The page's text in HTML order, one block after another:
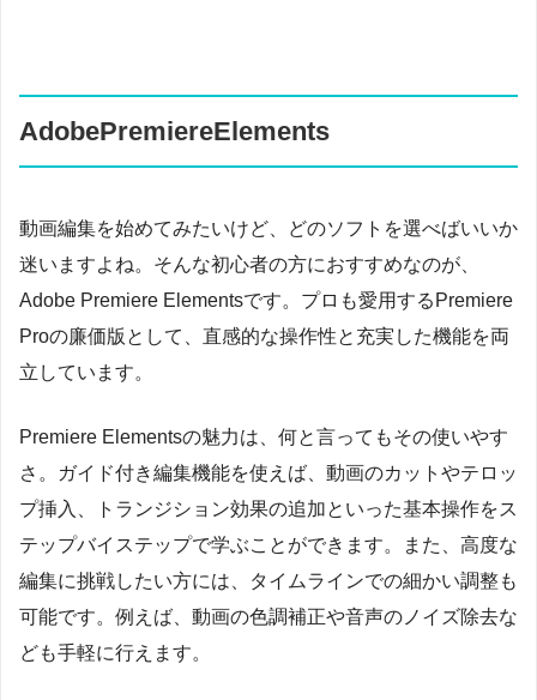
AdobePremiereElements
動画編集を始めてみたいけど、どのソフトを選べばいいか
迷いますよね。そんな初心者の方におすすめなのが、
Adobe Premiere Elementsです。プロも愛用するPremiere
Proの廉価版として、直感的な操作性と充実した機能を両
立しています。
Premiere Elementsの魅力は、何と言ってもその使いやす
さ。ガイド付き編集機能を使えば、動画のカットやテロッ
プ挿入、トランジション効果の追加といった基本操作をス
テップバイステップで学ぶことができます。また、高度な
編集に挑戦したい方には、タイムラインでの細かい調整も
可能です。例えば、動画の色調補正や音声のノイズ除去な
ども手軽に行えます。